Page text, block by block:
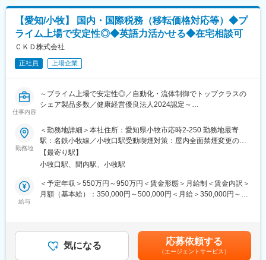
モデルベース開発。Vサイクル全体を自社製品のみでカバー出来る
世界唯一の企業として、顧客からの引合いが急増しています。
■働き方の魅力：
・圧倒的な商品力を持つ独立系企業での就業
・最先端の自動車開発と最先端技術に携われる
・良好なワーク・ライフ・バランスを保てる
ション企画のリード
・顧客に提供する製品・サービス・ソリューションの見積書作成
・見積書に対する合意形成のための折衝
・dSPACE製品導入フェーズの技術的支援と導入後のアフターサ
ービス
・自動車業界の技術動向や顧客開発プロセスの調査と営業戦略立
ース開発とdSPACE製品の宣伝活動
顧客がモデルベース開発時に実施したいシミュレーション（例え
ば対人、対自動車、信号などを考慮に入れた自動運転のシミュレ
ーション）のご要望を詳細にヒアリング。当社の幅広い製品をど
のように組み合わせれば実現出来るかを検討し、提案頂きます。
■仕事の魅力：
・自動車に関する広い知識を習得し、オールマイティなエンジニ
■募集背景：
需要増に対応するための増員。自動車業界中心に急拡大期にある
【愛知/小牧】 国内・国際税務（移転価格対応等）◆プ
ライム上場で安定性◎◆英語力活かせる◆在宅相談可
ＣＫＤ株式会社
正社員 上場企業
仕事内容
～プライム上場で安定性◎／自動化・流体制御でトップクラスの
シェア製品多数／健康経営優良法人2024認定～
■業務内容：※入社時は部下を持たない管理職級（主査）または管
理職候補での採用を想定しています。
(1)移転価格対応…マスターファイル、ローカルファイル作成、海
外拠点利益管理
(2)国際税務業務構築…グループ合算課税（BEPS2.0GloBEルー
ル）、グループ金融取引、グループ費用負担等
(3)国内税務申告…CKD株式会社の法人税計算～申告業務、税務調
査対応
成等の実務を一通り経験して頂きます。
事業部門や税理士法人等と連携しながら、グローバル企業として
のグループ間取引ルールの改善、構築を推進して頂きます。
勤務地
＜勤務地詳細＞本社住所：愛知県小牧市応時2-250 勤務地最寄
駅：名鉄小牧線／小牧口駅受動喫煙対策：屋内全面禁煙変更の範
囲：会社の定める事業所（リモートワーク含む）
【最寄り駅】
小牧口駅、間内駅、小牧駅
給与
＜予定年収＞550万円～950万円＜賃金形態＞月給制＜賃金内訳＞
月額（基本給）：350,000円～500,000円＜月給＞350,000円～
の金額であり、選考を通じて上下する可能性があります。月給(月
額)は固定手当を含めた表記です。
気になる 応募依頼する
（エージェントサービス）